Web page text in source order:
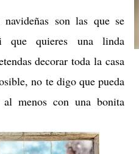
navideñas son las que se
quieres una linda
decorar toda la casa
no te digo que pueda
menos con una bonita